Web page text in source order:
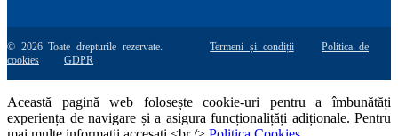
© 2026 Toate drepturile rezervate.Termeni și condiții
Politica de
cookies
GDPR
Această pagină web folosește cookie-uri pentru a îmbunătăți
experiența de navigare și a asigura funcționalițăți adiționale. Pentru